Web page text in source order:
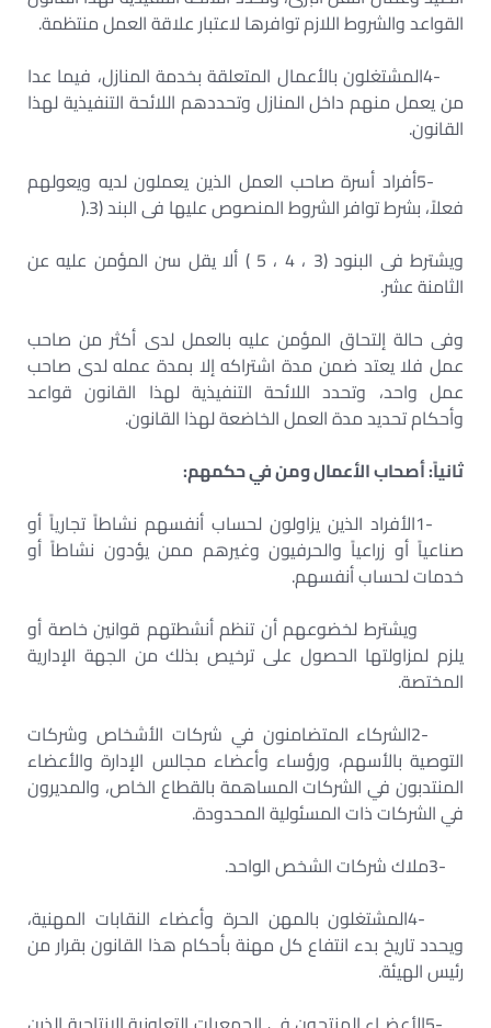
القواعد والشروط اللازم توافرها لاعتبار علاقة العمل منتظمة.
4-المشتغلون بالأعمال المتعلقة بخدمة المنازل، فيما عدا
من يعمل منهم داخل المنازل وتحددهم اللائحة التنفيذية لهذا
القانون.
5-أفراد أسرة صاحب العمل الذين يعملون لديه ويعولهم
فعلاً، بشرط توافر الشروط المنصوص عليها فى البند (3 ).
ويشترط فى البنود (3 ، 4 ، 5 ) ألا يقل سن المؤمن عليه عن
الثامنة عشر.
وفى حالة إلتحاق المؤمن عليه بالعمل لدى أكثر من صاحب
عمل فلا يعتد ضمن مدة اشتراكه إلا بمدة عمله لدى صاحب
عمل واحد، وتحدد اللائحة التنفيذية لهذا القانون قواعد
وأحكام تحديد مدة العمل الخاضعة لهذا القانون.
ثانياً: أصحاب الأعمال ومن في حكمهم:
1-الأفراد الذين يزاولون لحساب أنفسهم نشاطاً تجارياً أو
صناعياً أو زراعياً والحرفيون وغيرهم ممن يؤدون نشاطاً أو
خدمات لحساب أنفسهم.
ويشترط لخضوعهم أن تنظم أنشطتهم قوانين خاصة أو
يلزم لمزاولتها الحصول على ترخيص بذلك من الجهة الإدارية
المختصة.
2-الشركاء المتضامنون في شركات الأشخاص وشركات
التوصية بالأسهم، ورؤساء وأعضاء مجالس الإدارة والأعضاء
المنتدبون في الشركات المساهمة بالقطاع الخاص، والمديرون
في الشركات ذات المسئولية المحدودة.
3-ملاك شركات الشخص الواحد.
4-المشتغلون بالمهن الحرة وأعضاء النقابات المهنية،
ويحدد تاريخ بدء انتفاع كل مهنة بأحكام هذا القانون بقرار من
رئيس الهيئة.